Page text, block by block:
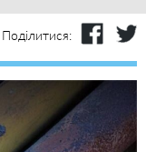
Поділитися: